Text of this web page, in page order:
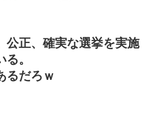
公正、確実な選挙を実施
。
るだろｗ